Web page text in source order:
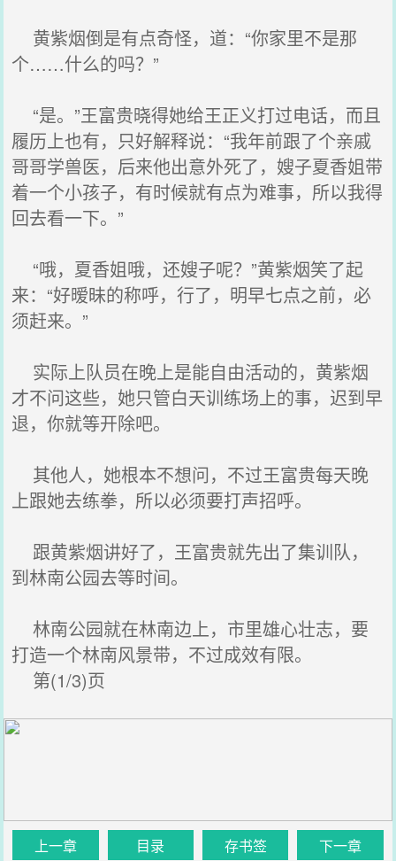
黄紫烟倒是有点奇怪，道：“你家里不是那
个……什么的吗？”
“是。”王富贵晓得她给王正义打过电话，而且
履历上也有，只好解释说：“我年前跟了个亲戚
哥哥学兽医，后来他出意外死了，嫂子夏香姐带
着一个小孩子，有时候就有点为难事，所以我得
回去看一下。”
“哦，夏香姐哦，还嫂子呢？”黄紫烟笑了起
来：“好暧昧的称呼，行了，明早七点之前，必
须赶来。”
实际上队员在晚上是能自由活动的，黄紫烟
才不问这些，她只管白天训练场上的事，迟到早
退，你就等开除吧。
其他人，她根本不想问，不过王富贵每天晚
上跟她去练拳，所以必须要打声招呼。
跟黄紫烟讲好了，王富贵就先出了集训队，
到林南公园去等时间。
林南公园就在林南边上，市里雄心壮志，要
打造一个林南风景带，不过成效有限。
第(1/3)页
上一章 目录 存书签 下一章